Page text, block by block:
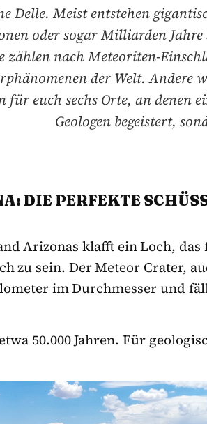
Delle. Meist entstehen
oder sogar Milliarden Jahre
zählen nach Meteoriten-
der Welt. Andere
für euch sechs Orte, an denen
Geologen begeistert,
DIE PERFEKTE
Arizonas klafft ein Loch, das
zu sein. Der Meteor Crater,
im Durchmesser und
50.000 Jahren. Für